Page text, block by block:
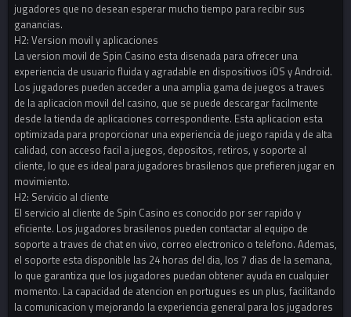
jugadores que no desean esperar mucho tiempo para recibir sus
ganancias.
H2: Version movil y aplicaciones
La version movil de Spin Casino esta disenada para ofrecer una
experiencia de usuario fluida y agradable en dispositivos iOS y Android.
Los jugadores pueden acceder a una amplia gama de juegos a traves
de la aplicacion movil del casino, que se puede descargar facilmente
desde la tienda de aplicaciones correspondiente. Esta aplicacion esta
optimizada para proporcionar una experiencia de juego rapida y de alta
calidad, con acceso facil a juegos, depositos, retiros, y soporte al
cliente, lo que es ideal para jugadores brasilenos que prefieren jugar en
movimiento.
H2: Servicio al cliente
El servicio al cliente de Spin Casino es conocido por ser rapido y
eficiente. Los jugadores brasilenos pueden contactar al equipo de
soporte a traves de chat en vivo, correo electronico o telefono. Ademas,
el soporte esta disponible las 24 horas del dia, los 7 dias de la semana,
lo que garantiza que los jugadores puedan obtener ayuda en cualquier
momento. La capacidad de atencion en portugues es un plus, facilitando
la comunicacion y mejorando la experiencia general para los jugadores